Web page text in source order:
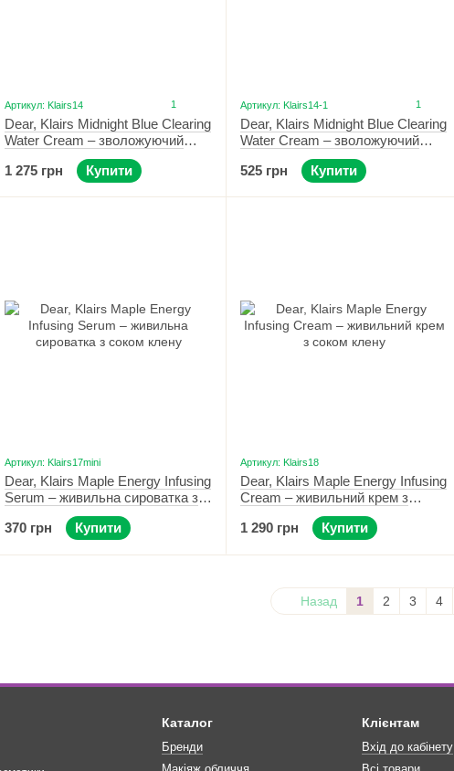
Артикул: Klairs14 1
Dear, Klairs Midnight Blue Clearing
Water Cream – зволожуючий
крем-гель 50 мл
1 275 грн
Купити
Артикул: Klairs14-1 1
Dear, Klairs Midnight Blue Clearing
Water Cream – зволожуючий
крем-гель 20 мл
525 грн
Купити
Артикул: Klairs17mini
Dear, Klairs Maple Energy Infusing
Serum – живильна сироватка з
соком клену 10 мл
370 грн
Купити
Артикул: Klairs18
Dear, Klairs Maple Energy Infusing
Cream – живильний крем з
соком клену 60 г
1 290 грн
Купити
Назад 1 2 3 4
Каталог
Бренди
Клієнтам
Вхід до кабінету